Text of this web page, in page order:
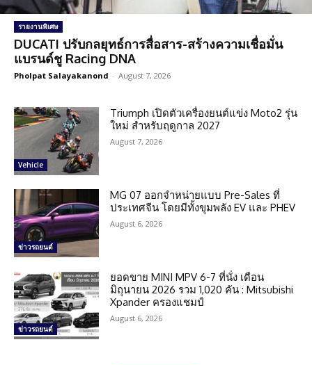
รายงานพิเศษ
DUCATI ปรับกลยุทธ์การสื่อสาร-สร้างความเชื่อมั่น
แบรนด์ชู Racing DNA
Pholpat Salayakanond - August 7, 2026
Vehicle
Triumph เปิดตัวเครื่องยนต์แข่ง Moto2 รุ่น
ใหม่ สำหรับฤดูกาล 2027
August 7, 2026
ข่าวรถยนต์
MG 07 ออกจำหน่ายแบบ Pre-Sales ที่
ประเทศจีน โดยมีทั้งขุมพลัง EV และ PHEV
August 6, 2026
ข่าวรถยนต์
ยอดขาย MINI MPV 6-7 ที่นั่ง เดือน
มิถุนายน 2026 รวม 1,020 คัน : Mitsubishi
Xpander ครองแชมป์
August 6, 2026